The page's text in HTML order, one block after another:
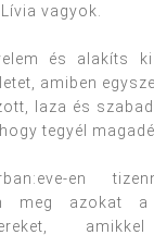
vagyok.
és alakíts
amiben
laza és
tegyél
en
meg azokat a